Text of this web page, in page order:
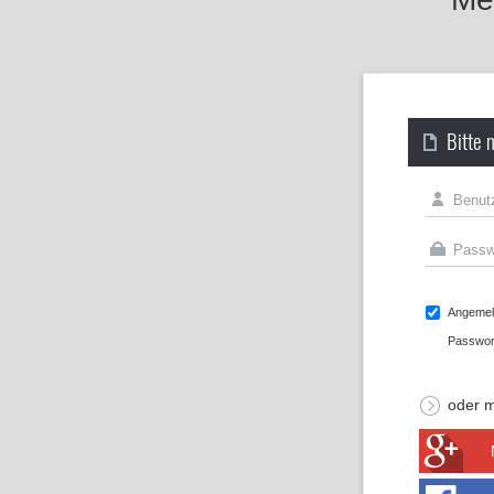
Bitte
oder